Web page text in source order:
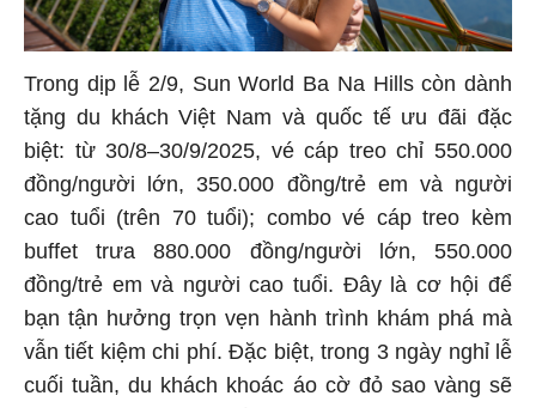
Trong dịp lễ 2/9, Sun World Ba Na Hills còn dành
tặng du khách Việt Nam và quốc tế ưu đãi đặc
biệt: từ 30/8–30/9/2025, vé cáp treo chỉ 550.000
đồng/người lớn, 350.000 đồng/trẻ em và người
cao tuổi (trên 70 tuổi); combo vé cáp treo kèm
buffet trưa 880.000 đồng/người lớn, 550.000
đồng/trẻ em và người cao tuổi. Đây là cơ hội để
bạn tận hưởng trọn vẹn hành trình khám phá mà
vẫn tiết kiệm chi phí. Đặc biệt, trong 3 ngày nghỉ lễ
cuối tuần, du khách khoác áo cờ đỏ sao vàng sẽ